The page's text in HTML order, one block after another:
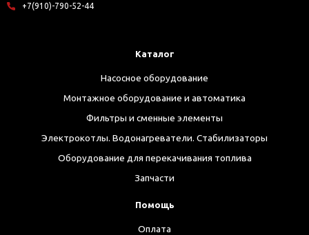
+7(910)-790-52-44
Каталог
Насосное оборудование
Монтажное оборудование и автоматика
Фильтры и сменные элементы
Электрокотлы. Водонагреватели. Стабилизаторы
Оборудование для перекачивания топлива
Запчасти
Помощь
Оплата